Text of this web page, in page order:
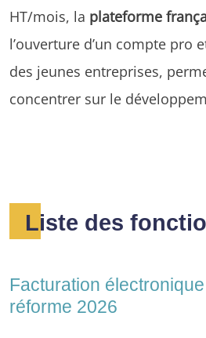
HT/mois, la plateforme
l’ouverture d’un compte pro
des jeunes entreprises,
concentrer sur le
Liste des
Facturation
réforme 2026